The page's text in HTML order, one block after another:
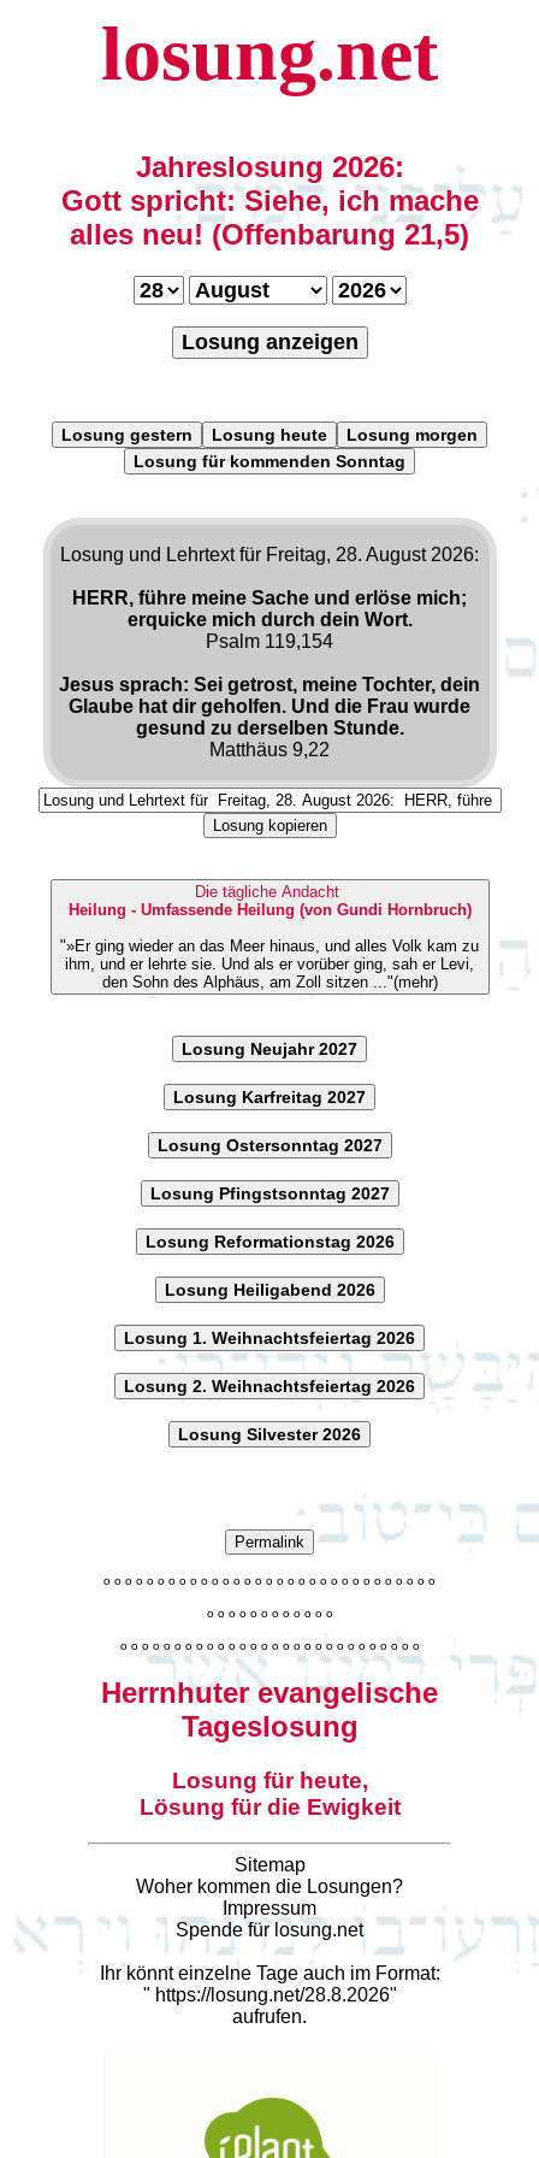
losung.net
Jahreslosung 2026:
Gott spricht: Siehe, ich mache
alles neu! (Offenbarung 21,5)
Losung anzeigen
Losung gestern Losung heute
Losung morgen
Losung für kommenden Sonntag
Losung und Lehrtext für Freitag, 28. August 2026:
HERR, führe meine Sache und erlöse mich;
erquicke mich durch dein Wort.
Psalm 119,154
Jesus sprach: Sei getrost, meine Tochter, dein
Glaube hat dir geholfen. Und die Frau wurde
gesund zu derselben Stunde.
Matthäus 9,22
Losung kopieren
Die tägliche Andacht
Heilung - Umfassende Heilung (von Gundi Hornbruch)
"»Er ging wieder an das Meer hinaus, und alles Volk kam zu
ihm, und er lehrte sie. Und als er vorüber ging, sah er Levi,
den Sohn des Alphäus, am Zoll sitzen ..."(mehr)
Losung Neujahr 2027
Losung Karfreitag 2027
Losung Ostersonntag 2027
Losung Pfingstsonntag 2027
Losung Reformationstag 2026
Losung Heiligabend 2026
Losung 1. Weihnachtsfeiertag 2026
Losung 2. Weihnachtsfeiertag 2026
Losung Silvester 2026
Permalink
o o o o o o o o o o o o o o o o o o o o o o o o o o o o o o o
o o o o o o o o o o o o
o o o o o o o o o o o o o o o o o o o o o o o o o o o o
Herrnhuter evangelische
Tageslosung
Losung für heute,
Lösung für die Ewigkeit
Sitemap
Woher kommen die Losungen?
Impressum
Spende für losung.net
Ihr könnt einzelne Tage auch im Format:
" https://losung.net/28.8.2026"
aufrufen.